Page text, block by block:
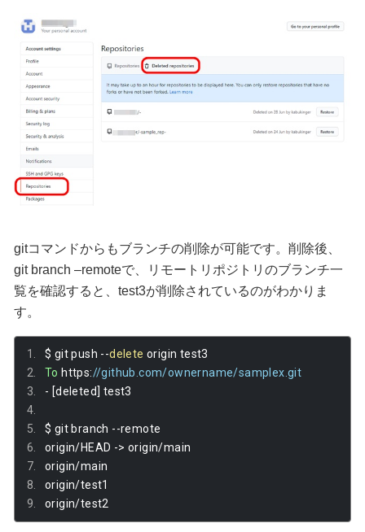
gitコマンドからもブランチの削除が可能です。削除後、
git branch –remoteで、リモートリポジトリのブランチ一
覧を確認すると、test3が削除されているのがわかりま
す。
$ git push --delete origin test3
To https://github.com/ownername/samplex.git
- [deleted] test3
$ git branch --remote
origin/HEAD -> origin/main
origin/main
origin/test1
origin/test2